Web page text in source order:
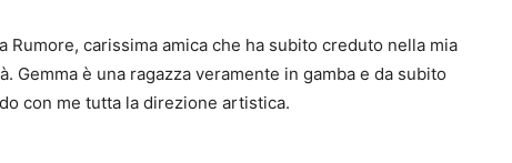
Rumore, carissima amica che ha subito creduto nella mia
Gemma è una ragazza veramente in gamba e da subito
con me tutta la direzione artistica.